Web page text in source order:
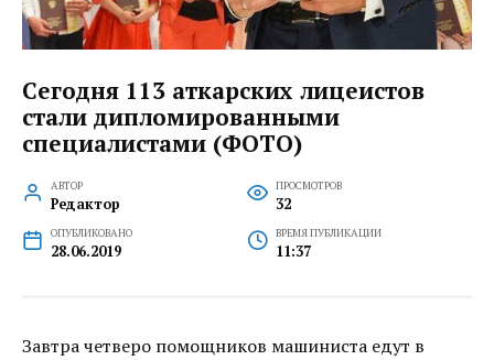
Сегодня 113 аткарских лицеистов
стали дипломированными
специалистами (ФОТО)
АВТОР
Редактор
ПРОСМОТРОВ
32
ОПУБЛИКОВАНО
28.06.2019
ВРЕМЯ ПУБЛИКАЦИИ
11:37
Завтра четверо помощников машиниста едут в